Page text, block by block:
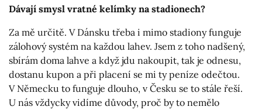
Dávají smysl vratné kelímky na stadionech?
Za mě určitě. V Dánsku třeba i mimo stadiony funguje
zálohový systém na každou lahev. Jsem z toho nadšený,
sbírám doma lahve a když jdu nakoupit, tak je odnesu,
dostanu kupon a při placení se mi ty peníze odečtou.
V Německu to funguje dlouho, v Česku se to stále řeší.
U nás vždycky vidíme důvody, proč by to nemělo